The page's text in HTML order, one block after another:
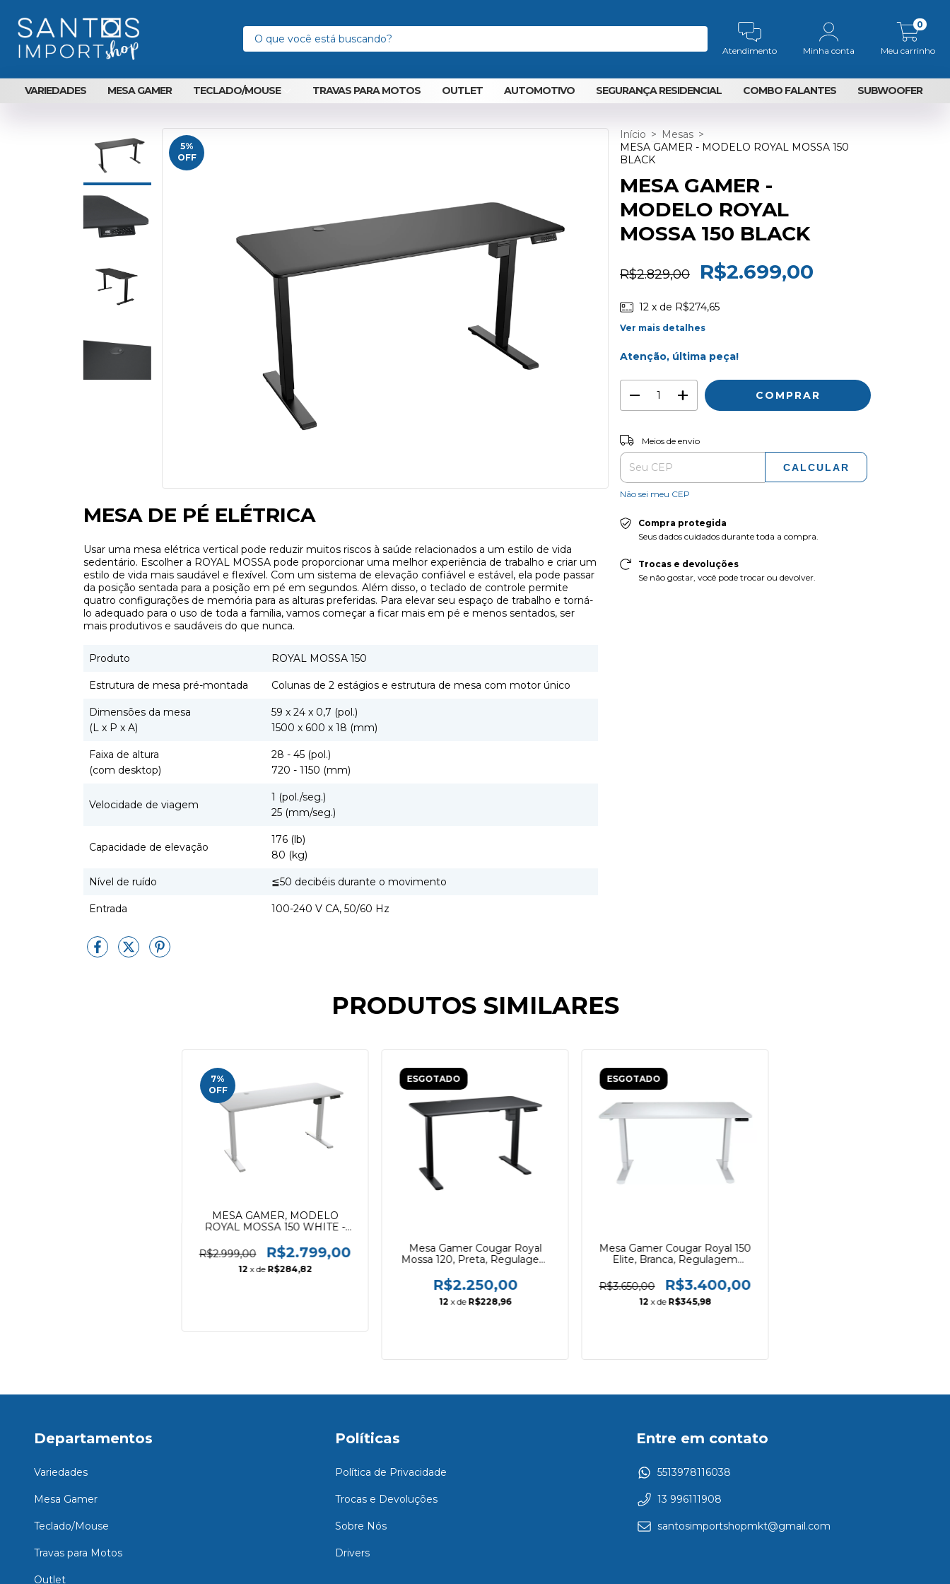
Atendimento Minha conta Meu carrinho
0
VARIEDADES MESA GAMER TECLADO/MOUSE TRAVAS PARA MOTOS OUTLET AUTOMOTIVO SEGURANÇA RESIDENCIAL COMBO FALANTES SUBWOOFER
5%
OFF
MESA DE PÉ ELÉTRICA
Usar uma mesa elétrica vertical pode reduzir muitos riscos à saúde relacionados a um estilo de vida
sedentário. Escolher a ROYAL MOSSA pode proporcionar uma melhor experiência de trabalho e criar um
estilo de vida mais saudável e flexível. Com um sistema de elevação confiável e estável, ela pode passar
da posição sentada para a posição em pé em segundos. Além disso, o teclado de controle permite
quatro configurações de memória para as alturas preferidas. Para elevar seu espaço de trabalho e torná-
lo adequado para o uso de toda a família, vamos começar a ficar mais em pé e menos sentados, ser
mais produtivos e saudáveis ​​do que nunca.
Produto ROYAL MOSSA 150
Estrutura de mesa pré-montada Colunas de 2 estágios e estrutura de mesa com motor único
Dimensões da mesa
(L x P x A)
59 x 24 x 0,7 (pol.)
1500 x 600 x 18 (mm)
Faixa de altura
(com desktop)
28 - 45 (pol.)
720 - 1150 (mm)
Velocidade de viagem
1 (pol./seg.)
25 (mm/seg.)
Capacidade de elevação
176 (lb)
80 (kg)
Nível de ruído ≦50 decibéis durante o movimento
Entrada 100-240 V CA, 50/60 Hz
Início > Mesas >
MESA GAMER - MODELO ROYAL MOSSA 150
BLACK
MESA GAMER -
MODELO ROYAL
MOSSA 150 BLACK
R$2.829,00 R$2.699,00
12 x de R$274,65
Ver mais detalhes
Atenção, última peça!
Entregas para o CEP:
Meios de envio
CALCULAR
Não sei meu CEP
Compra protegida
Seus dados cuidados durante toda a compra.
Trocas e devoluções
Se não gostar, você pode trocar ou devolver.
PRODUTOS SIMILARES
7%
OFF
MESA GAMER, MODELO
ROYAL MOSSA 150 WHITE -
4710483776212
R$2.999,00 R$2.799,00
12 x de R$284,82
ESGOTADO
Mesa Gamer Cougar Royal
Mossa 120, Preta, Regulagem
3MR120MB.0006
R$2.250,00
12 x de R$228,96
ESGOTADO
Mesa Gamer Cougar Royal 150
Elite, Branca, Regulagem
3MR1502W.0006
R$3.650,00 R$3.400,00
12 x de R$345,98
Departamentos
Variedades
Mesa Gamer
Teclado/Mouse
Travas para Motos
Outlet
Políticas
Política de Privacidade
Trocas e Devoluções
Sobre Nós
Drivers
Entre em contato
5513978116038
13 996111908
santosimportshopmkt@gmail.com